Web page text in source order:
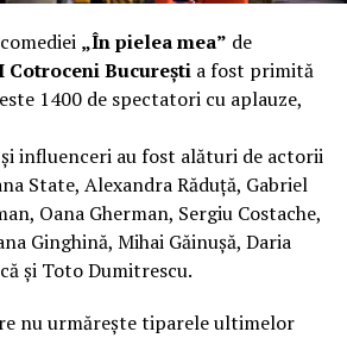
coroziune, dar cu
care apare primul în conversație
pavilion ușor. Și pe bună dreptate.
e de aproximativ 2,7 g/cm³, față
oțel. Practic, la un volum
cam o treime din greutatea
transportă, montează și
o structură, diferența asta se
„În pielea mea” de
Cotroceni Bucureștia fost primită
1400 de spectatori cu aplauze,
influenceri au fost alături de actorii
State, Alexandra Răduță, Gabriel
Oana Gherman, Sergiu Costache,
Ginghină, Mihai Găinușă, Daria
și Toto Dumitrescu.
nu urmărește tiparele ultimelor